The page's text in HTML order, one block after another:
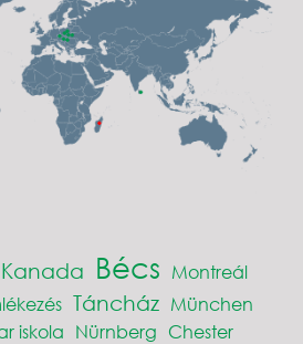
Kanada Bécs Montreál
Táncház München
iskola Nürnberg Chester